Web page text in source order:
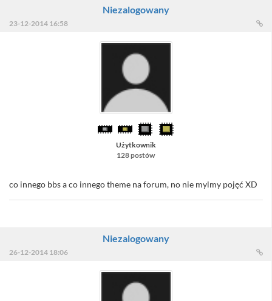
Niezalogowany
23-12-2014 16:58
Użytkownik
128 postów
co innego bbs a co innego theme na forum, no nie mylmy pojęć XD
Niezalogowany
26-12-2014 18:06